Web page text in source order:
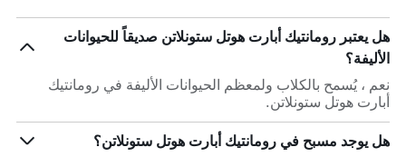
هل يعتبر رومانتيك أبارت هوتل ستونلاتن صديقاً للحيوانات
الأليفة؟
نعم ، يُسمح بالكلاب ولمعظم الحيوانات الأليفة في رومانتيك
أبارت هوتل ستونلاتن.
هل يوجد مسبح في رومانتيك أبارت هوتل ستونلاتن؟